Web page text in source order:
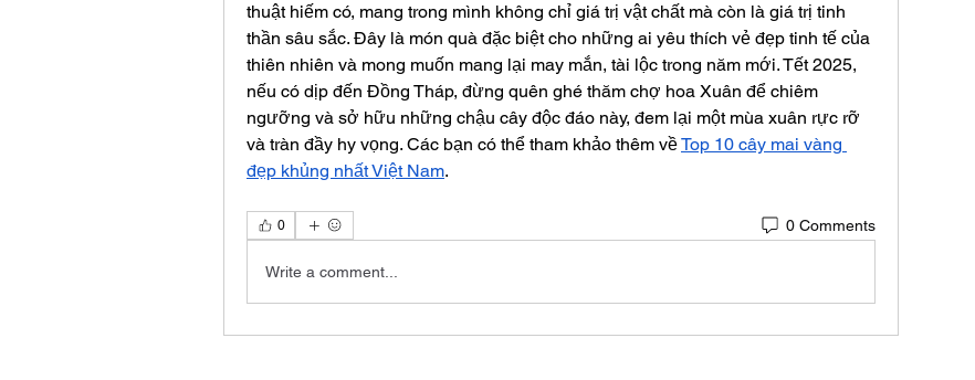
thuật hiếm có, mang trong mình không chỉ giá trị vật chất mà còn là giá trị tinh
thần sâu sắc. Đây là món quà đặc biệt cho những ai yêu thích vẻ đẹp tinh tế của
thiên nhiên và mong muốn mang lại may mắn, tài lộc trong năm mới. Tết 2025,
nếu có dịp đến Đồng Tháp, đừng quên ghé thăm chợ hoa Xuân để chiêm
ngưỡng và sở hữu những chậu cây độc đáo này, đem lại một mùa xuân rực rỡ
và tràn đầy hy vọng. Các bạn có thể tham khảo thêm về Top 10 cây mai vàng
đẹp khủng nhất Việt Nam.
0 0 Comments
Write a comment...